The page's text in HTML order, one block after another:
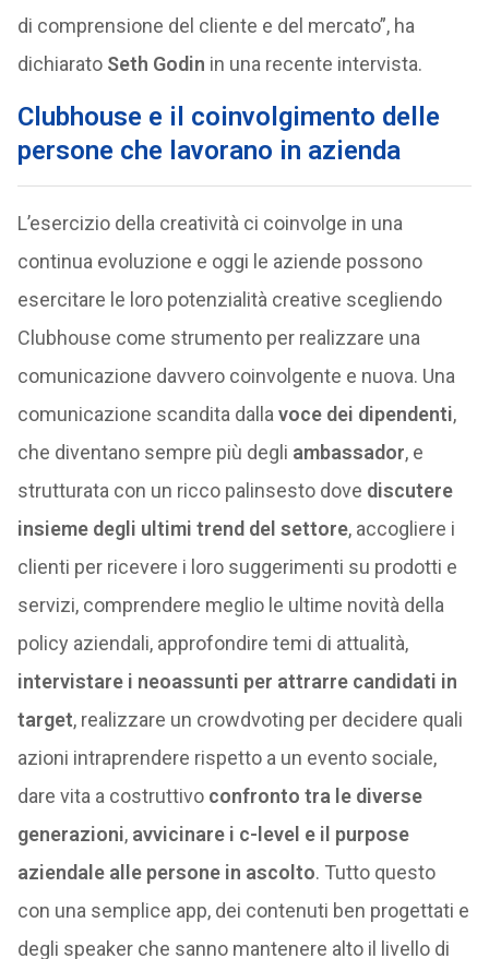
di comprensione del cliente e del mercato”, ha
dichiarato Seth Godin in una recente intervista.
Clubhouse e il coinvolgimento delle
persone che lavorano in azienda
L’esercizio della creatività ci coinvolge in una
continua evoluzione e oggi le aziende possono
esercitare le loro potenzialità creative scegliendo
Clubhouse come strumento per realizzare una
comunicazione davvero coinvolgente e nuova. Una
comunicazione scandita dalla voce dei dipendenti,
che diventano sempre più degli ambassador, e
strutturata con un ricco palinsesto dove discutere
insieme degli ultimi trend del settore, accogliere i
clienti per ricevere i loro suggerimenti su prodotti e
servizi, comprendere meglio le ultime novità della
policy aziendali, approfondire temi di attualità,
intervistare i neoassunti per attrarre candidati in
target, realizzare un crowdvoting per decidere quali
azioni intraprendere rispetto a un evento sociale,
dare vita a costruttivo confronto tra le diverse
generazioni, avvicinare i c-level e il purpose
aziendale alle persone in ascolto. Tutto questo
con una semplice app, dei contenuti ben progettati e
degli speaker che sanno mantenere alto il livello di